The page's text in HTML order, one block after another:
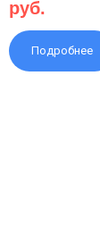
руб.
Подробнее